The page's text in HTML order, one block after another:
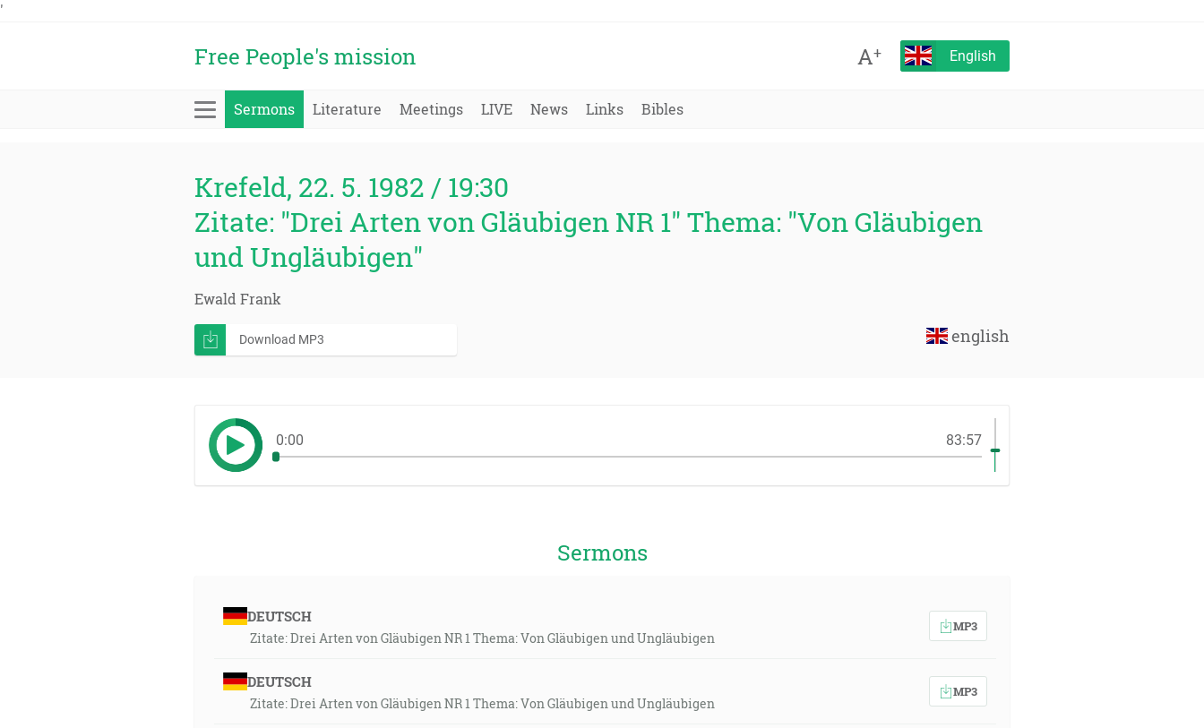
'
Free People's mission A+ English
Sermons Literature Meetings LIVE News Links Bibles
Krefeld, 22. 5. 1982 / 19:30
Zitate: "Drei Arten von Gläubigen NR 1" Thema: "Von Gläubigen
und Ungläubigen"
Ewald Frank
english
Download MP3
0:00 83:57
Sermons
DEUTSCH
Zitate: Drei Arten von Gläubigen NR 1 Thema: Von Gläubigen und Ungläubigen
MP3
DEUTSCH
Zitate: Drei Arten von Gläubigen NR 1 Thema: Von Gläubigen und Ungläubigen
MP3